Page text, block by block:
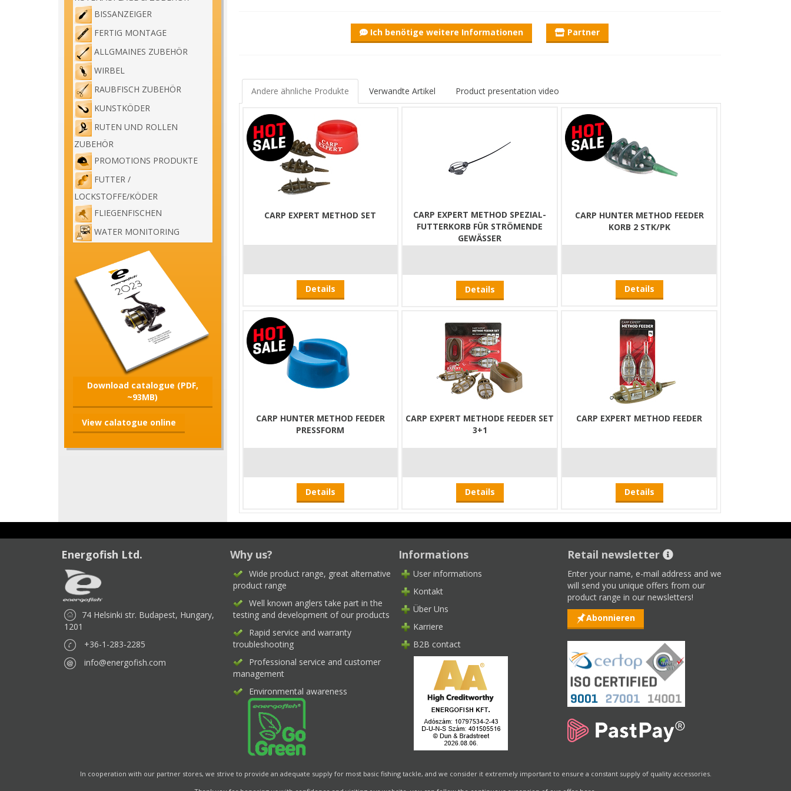
BISSANZEIGER
FERTIG MONTAGE
ALLGMAINES ZUBEHÖR
WIRBEL
RAUBFISCH ZUBEHÖR
KUNSTKÖDER
RUTEN UND ROLLEN
ZUBEHÖR
PROMOTIONS PRODUKTE
FUTTER /
LOCKSTOFFE/KÖDER
FLIEGENFISCHEN
WATER MONITORING
Download catalogue (PDF,
~93MB)
View calatogue online
und 180 Gramm sowie natürlich auch hervorragend für Karpfenangler!
Ich benötige weitere Informationen Partner
Andere ähnliche Produkte Verwandte Artikel Product presentation video
CARP EXPERT METHOD SET
Details
CARP EXPERT METHOD SPEZIAL-
FUTTERKORB FÜR STRÖMENDE
GEWÄSSER
Details
CARP HUNTER METHOD FEEDER
KORB 2 STK/PK
Details
CARP HUNTER METHOD FEEDER
PRESSFORM
Details
CARP EXPERT METHODE FEEDER SET
3+1
Details
CARP EXPERT METHOD FEEDER
Details
Energofish Ltd.
74 Helsinki str. Budapest, Hungary,
1201
+36-1-283-2285
info@energofish.com
Why us?
Wide product range, great alternative
product range
Well known anglers take part in the
testing and development of our products
Rapid service and warranty
troubleshooting
Professional service and customer
management
Environmental awareness
Informations
User informations
Kontakt
Über Uns
Karriere
B2B contact
Retail newsletter
Enter your name, e-mail address and we
will send you unique offers from our
product range in our newsletters!
Abonnieren
In cooperation with our partner stores, we strive to provide an adequate supply for most basic fishing tackle, and we consider it extremely important to ensure a constant supply of quality accessories.